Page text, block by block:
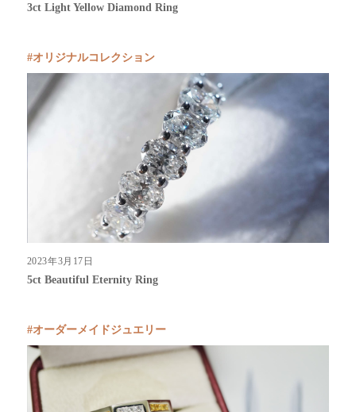
3ct Light Yellow Diamond Ring
オリジナルコレクション
2023年3月17日
5ct Beautiful Eternity Ring
オーダーメイドジュエリー